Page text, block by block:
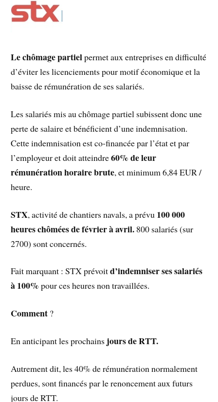
Le chômage partielpermet aux entreprises en difficulté
d’éviter les licenciements pour motif économique et la
baisse de rémunération de ses salariés.
Les salariés mis au chômage partiel subissent donc une
perte de salaire et bénéficient d’une indemnisation.
Cette indemnisation est co-financée par l’état et par
l’employeur et doit atteindre60% de leur
rémunération horaire brute, et minimum 6,84 EUR /
heure.
STX, activité de chantiers navals, a prévu 100 000
heures chômées de février à avril. 800 salariés (sur
2700) sont concernés.
Fait marquant : STX prévoitd’indemniser ses salariés
à 100% pour ces heures non travaillées.
Comment ?
En anticipant les prochains jours de RTT.
Autrement dit, les 40% de rémunération normalement
perdues, sont financés par le renoncement aux futurs
jours de RTT.